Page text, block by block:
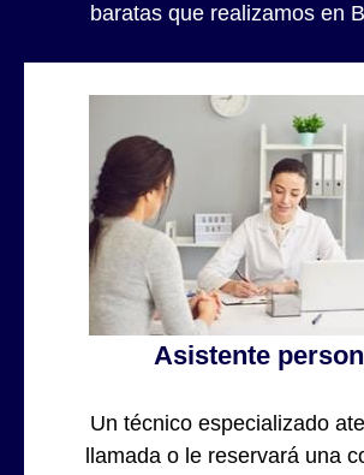
baratas que realizamos en
Asistente
Un técnico especializado
llamada o le reservará una